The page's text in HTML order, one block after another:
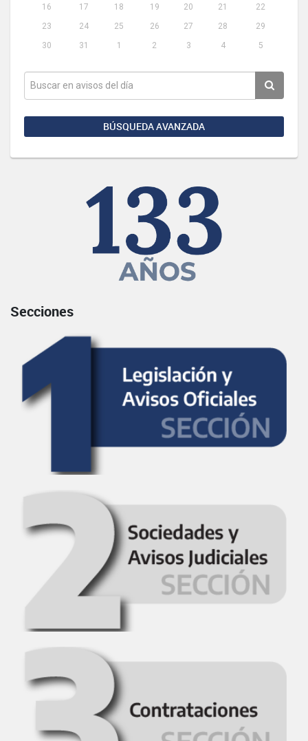
16
17 18 19 20 21
22
23
24 25 26 27 28
29
30
31 1 2 3 4 5
BÚSQUEDA AVANZADA
Secciones